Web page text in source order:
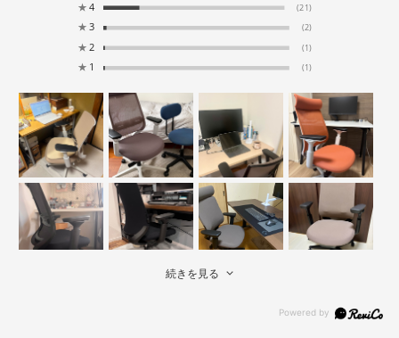
★ 4 (21)
★ 3 (2)
★ 2 (1)
★ 1 (1)
続きを見る